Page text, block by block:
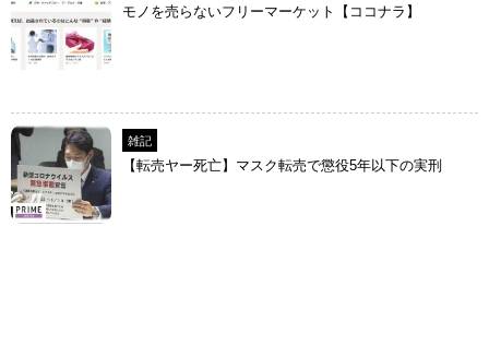
モノを売らないフリーマーケット【ココナラ】
雑記
【転売ヤー死亡】マスク転売で懲役5年以下の実刑